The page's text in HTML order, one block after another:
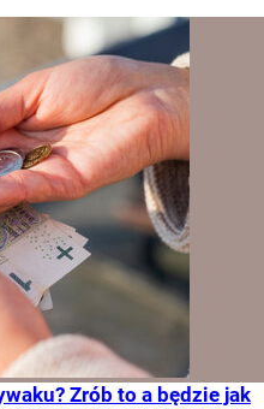
Zrób to a będzie jak